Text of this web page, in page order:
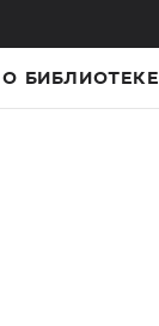
О БИБЛИОТЕКЕ